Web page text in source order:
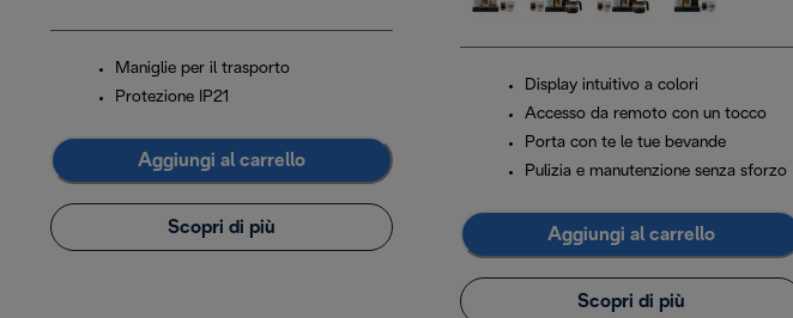
Maniglie per il trasporto
Protezione IP21
Aggiungi al carrello
Scopri di più
Display intuitivo a colori
Accesso da remoto con un tocco
Porta con te le tue bevande
Pulizia e manutenzione senza sforzo
Aggiungi al carrello
Scopri di più